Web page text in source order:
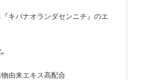
キバナオランダセンニチ』のエ
由来エキス高配合